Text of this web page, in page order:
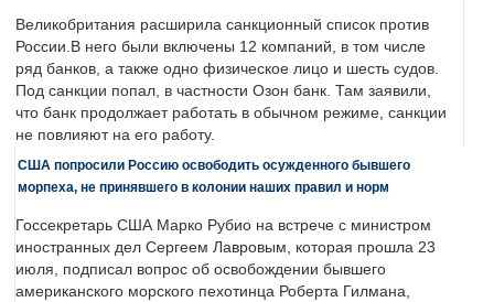
Великобритания расширила санкционный список против
России.В него были включены 12 компаний, в том числе
ряд банков, а также одно физическое лицо и шесть судов.
Под санкции попал, в частности Озон банк. Там заявили,
что банк продолжает работать в обычном режиме, санкции
не повлияют на его работу.
США попросили Россию освободить осужденного бывшего
морпеха, не принявшего в колонии наших правил и норм
Госсекретарь США Марко Рубио на встрече с министром
иностранных дел Сергеем Лавровым, которая прошла 23
июля, подписал вопрос об освобождении бывшего
американского морского пехотинца Роберта Гилмана,